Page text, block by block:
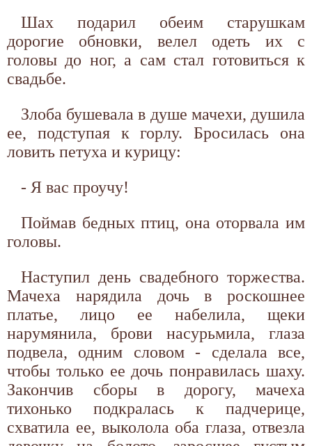
Шах подарил обеим старушкам
дорогие обновки, велел одеть их с
головы до ног, а сам стал готовиться к
свадьбе.
Злоба бушевала в душе мачехи, душила
ее, подступая к горлу. Бросилась она
ловить петуха и курицу:
- Я вас проучу!
Поймав бедных птиц, она оторвала им
головы.
Наступил день свадебного торжества.
Мачеха нарядила дочь в роскошнее
платье, лицо ее набелила, щеки
нарумянила, брови насурьмила, глаза
подвела, одним словом - сделала все,
чтобы только ее дочь понравилась шаху.
Закончив сборы в дорогу, мачеха
тихонько подкралась к падчерице,
схватила ее, выколола оба глаза, отвезла